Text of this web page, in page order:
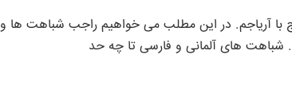
با آریاجم. در این مطلب می خواهیم راجب شباهت ها و
شباهت های آلمانی و فارسی تا چه حد